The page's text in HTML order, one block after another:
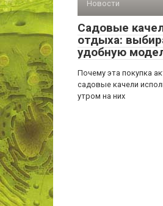
Новости
Садовые
отдыха:
удобную
Почему эта покупка
садовые качели
утром на них